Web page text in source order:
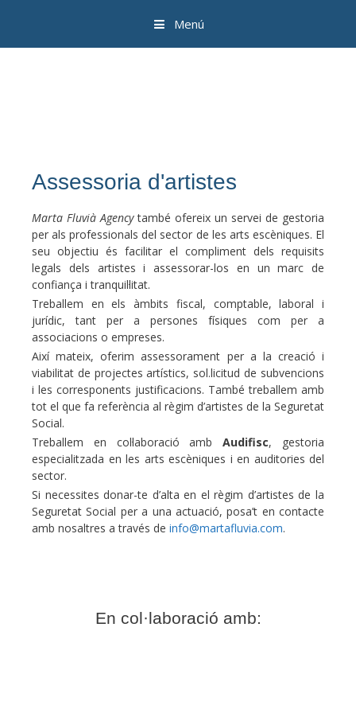
Menú
Assessoria d'artistes
Marta Fluvià Agencytambé ofereix un servei de gestoria
per als professionals del sector de les arts escèniques. El
seu objectiu és facilitar el compliment dels requisits
legals dels artistes i assessorar-los en un marc de
confiança i tranquil·litat.
Treballem en els àmbits fiscal, comptable, laboral i
jurídic, tant per a persones físiques com per a
associacions o empreses.
Així mateix, oferim assessorament per a la creació i
viabilitat de projectes artístics, sol.licitud de subvencions
i les corresponents justificacions. També treballem amb
tot el que fa referència al règim d’artistes de la Seguretat
Social.
Treballem en col·laboració ambAudifisc, gestoria
especialitzada en les arts escèniques i en auditories del
sector.
Si necessites donar-te d’alta en el règim d’artistes de la
Seguretat Social per a una actuació, posa’t en contacte
amb nosaltres a través de info@martafluvia.com.
En col·laboració amb: